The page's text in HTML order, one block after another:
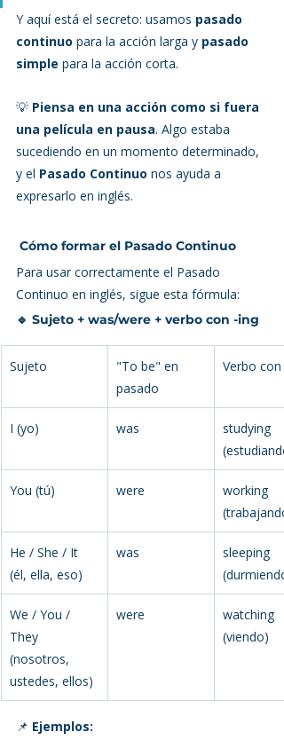
Y aquí está el secreto: usamos pasado
continuo para la acción larga y pasado
simple para la acción corta.
💡 Piensa en una acción como si fuera
una película en pausa. Algo estaba
sucediendo en un momento determinado,
y el Pasado Continuo nos ayuda a
expresarlo en inglés.
Cómo formar el Pasado Continuo
Para usar correctamente el Pasado
Continuo en inglés, sigue esta fórmula:
🔹 Sujeto + was/were + verbo con -ing
Sujeto
"To be" en
pasado
Verbo con
I (yo) was
studying
You (tú) were
working
He / She / It
(él, ella, eso)
was
sleeping
(durmiendo)
We / You /
They
(nosotros,
ustedes, ellos)
were
watching
(viendo)
📌 Ejemplos: